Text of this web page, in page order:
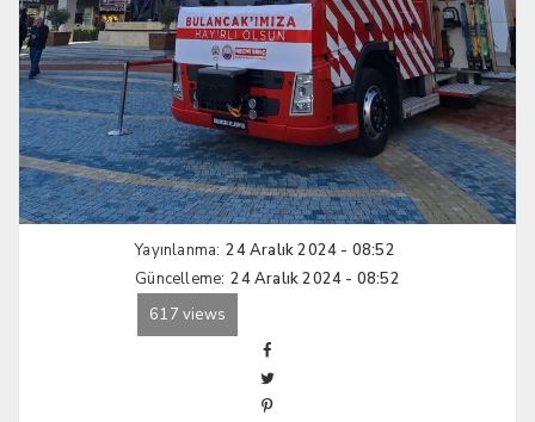
Yayınlanma: 24 Aralık 2024 - 08:52
Güncelleme: 24 Aralık 2024 - 08:52
617 views